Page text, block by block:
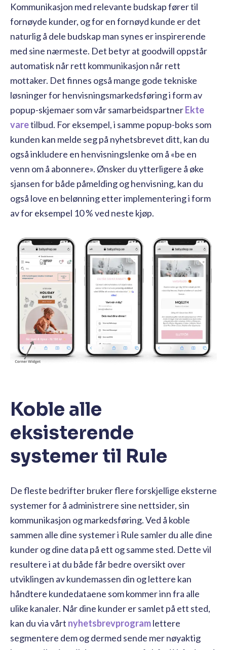
Kommunikasjon med relevante budskap fører til
fornøyde kunder, og for en fornøyd kunde er det
naturlig å dele budskap man synes er inspirerende
med sine nærmeste. Det betyr at goodwill oppstår
automatisk når rett kommunikasjon når rett
mottaker. Det finnes også mange gode tekniske
løsninger for henvisningsmarkedsføring i form av
popup-skjemaer som vår samarbeidspartnerEkte
varetilbud. For eksempel, i samme popup-boks som
kunden kan melde seg på nyhetsbrevet ditt, kan du
også inkludere en henvisningslenke om å «be en
venn om å abonnere». Ønsker du ytterligere å øke
sjansen for både påmelding og henvisning, kan du
også love en belønning etter implementering i form
av for eksempel 10 % ved neste kjøp.
Koble alle
eksisterende
systemer til Rule
De fleste bedrifter bruker flere forskjellige eksterne
systemer for å administrere sine nettsider, sin
kommunikasjon og markedsføring. Ved å koble
sammen alle dine systemer i Rule samler du alle dine
kunder og dine data på ett og samme sted. Dette vil
resultere i at du både får bedre oversikt over
utviklingen av kundemassen din og lettere kan
håndtere kundedataene som kommer inn fra alle
ulike kanaler. Når dine kunder er samlet på ett sted,
kan du via vårt nyhetsbrevprogramlettere
segmentere dem og dermed sende mer nøyaktig